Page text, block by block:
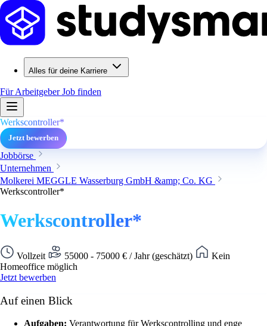
Alles für deine Karriere
Für ArbeitgeberJob finden
Werkscontroller*
Jetzt bewerben
Jobbörse
Unternehmen
Molkerei MEGGLE Wasserburg GmbH &amp; Co. KG
Werkscontroller*
Werkscontroller*
Vollzeit 55000 - 75000 € / Jahr (geschätzt)
Kein
Homeoffice möglich
Jetzt bewerben
Auf einen Blick
Aufgaben: Verantwortung für Werkscontrolling und enge